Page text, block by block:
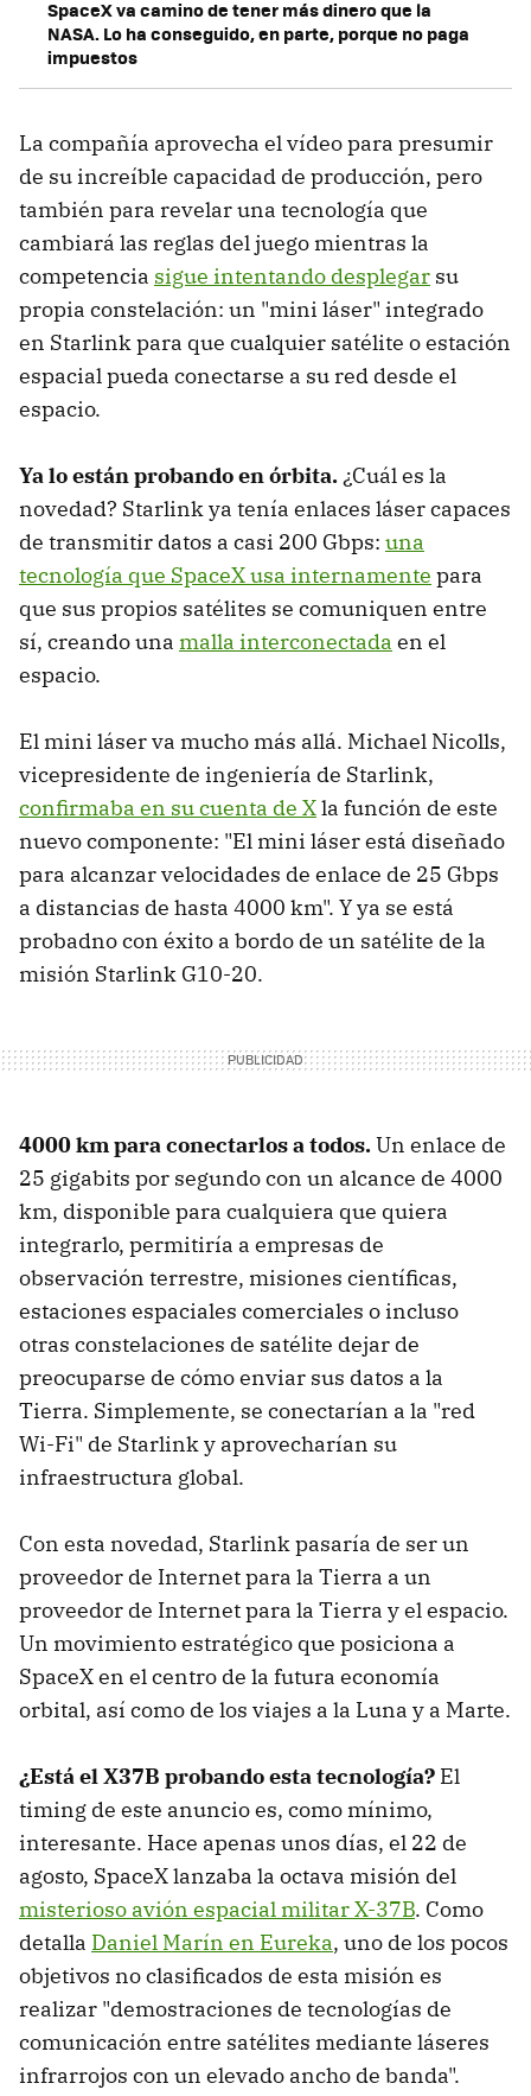
SpaceX va camino de tener más dinero que la
NASA. Lo ha conseguido, en parte, porque no paga
impuestos
La compañía aprovecha el vídeo para presumir
de su increíble capacidad de producción, pero
también para revelar una tecnología que
cambiará las reglas del juego mientras la
competencia sigue intentando desplegar su
propia constelación: un "mini láser" integrado
en Starlink para que cualquier satélite o estación
espacial pueda conectarse a su red desde el
espacio.
Ya lo están probando en órbita.¿Cuál es la
novedad? Starlink ya tenía enlaces láser capaces
de transmitir datos a casi 200 Gbps: una
tecnología que SpaceX usa internamente para
que sus propios satélites se comuniquen entre
sí, creando una malla interconectada en el
espacio.
El mini láser va mucho más allá. Michael Nicolls,
vicepresidente de ingeniería de Starlink,
confirmaba en su cuenta de Xla función de este
nuevo componente: "El mini láser está diseñado
para alcanzar velocidades de enlace de 25 Gbps
a distancias de hasta 4000 km". Y ya se está
probadno con éxito a bordo de un satélite de la
misión Starlink G10-20.
4000 km para conectarlos a todos.Un enlace de
25 gigabits por segundo con un alcance de 4000
km, disponible para cualquiera que quiera
integrarlo, permitiría a empresas de
observación terrestre, misiones científicas,
estaciones espaciales comerciales o incluso
otras constelaciones de satélite dejar de
preocuparse de cómo enviar sus datos a la
Tierra. Simplemente, se conectarían a la "red
Wi-Fi" de Starlink y aprovecharían su
infraestructura global.
Con esta novedad, Starlink pasaría de ser un
proveedor de Internet para la Tierra a un
proveedor de Internet para la Tierra y el espacio.
Un movimiento estratégico que posiciona a
SpaceX en el centro de la futura economía
orbital, así como de los viajes a la Luna y a Marte.
¿Está el X37B probando esta tecnología? El
timing de este anuncio es, como mínimo,
interesante. Hace apenas unos días, el 22 de
agosto, SpaceX lanzaba la octava misión del
misterioso avión espacial militar X-37B. Como
detalla Daniel Marín en Eureka, uno de los pocos
objetivos no clasificados de esta misión es
realizar "demostraciones de tecnologías de
comunicación entre satélites mediante láseres
infrarrojos con un elevado ancho de banda".